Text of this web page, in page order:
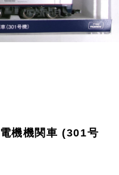
機機関車 (301号